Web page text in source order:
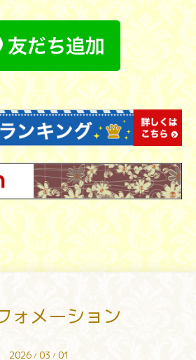
ォメーション
2026 / 03 / 01